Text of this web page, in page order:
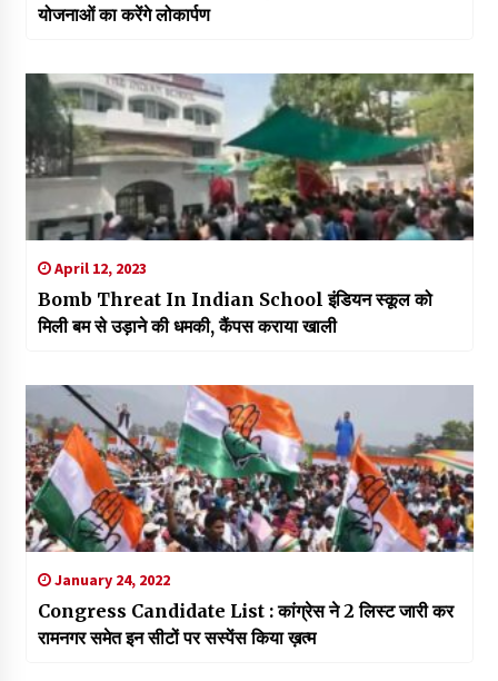
योजनाओं का करेंगे लोकार्पण
April 12, 2023
Bomb Threat In Indian School इंडियन स्कूल को
मिली बम से उड़ाने की धमकी, कैंपस कराया खाली
January 24, 2022
Congress Candidate List : कांग्रेस ने 2 लिस्ट जारी कर
रामनगर समेत इन सीटों पर सस्पेंस किया ख़त्म